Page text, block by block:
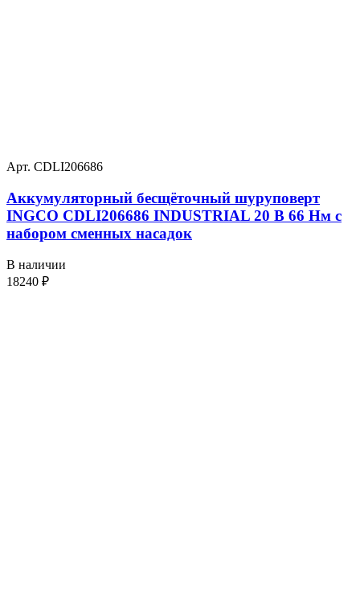
Арт. CDLI206686
Аккумуляторный бесщёточный шуруповерт
INGCO CDLI206686 INDUSTRIAL 20 В 66 Нм с
набором сменных насадок
В наличии
18240 ₽